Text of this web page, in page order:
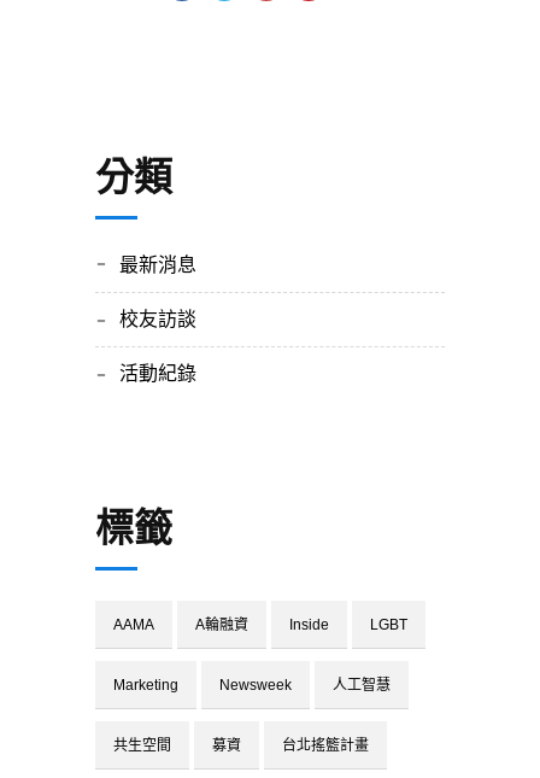
分類
最新消息
校友訪談
活動紀錄
標籤
AAMA A輪融資 Inside LGBT
Marketing Newsweek 人工智慧
共生空間 募資 台北搖籃計畫